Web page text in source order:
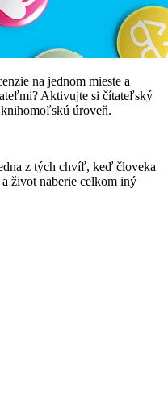
na jednom mieste a
Aktivujte si čítateľský
úroveň.
z tých chvíľ, keď človeka
život naberie celkom iný